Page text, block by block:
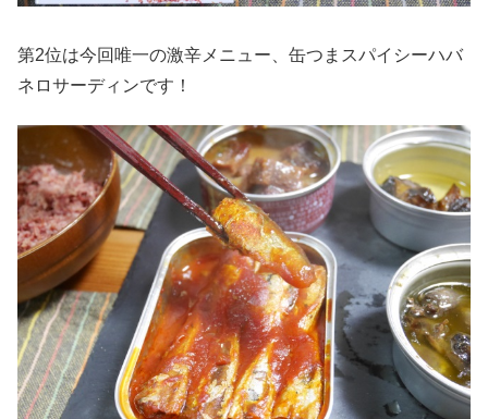
第2位は今回唯一の激辛メニュー、缶つまスパイシーハバ
ネロサーディンです！